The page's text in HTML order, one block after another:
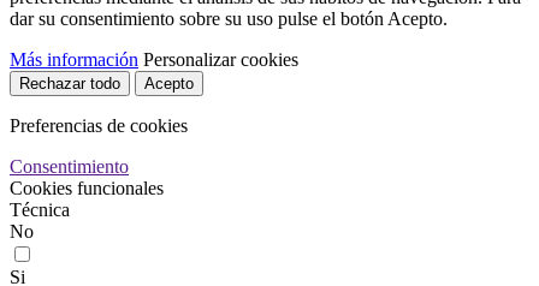
dar su consentimiento sobre su uso pulse el botón Acepto.
Más información Personalizar cookies
Rechazar todo Acepto
Preferencias de cookies
Consentimiento
Cookies funcionales
Técnica
No
Si